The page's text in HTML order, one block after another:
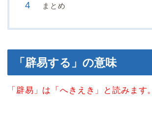
まとめ
「辟易する」の意味
「辟易」は「へきえき」と読みます。